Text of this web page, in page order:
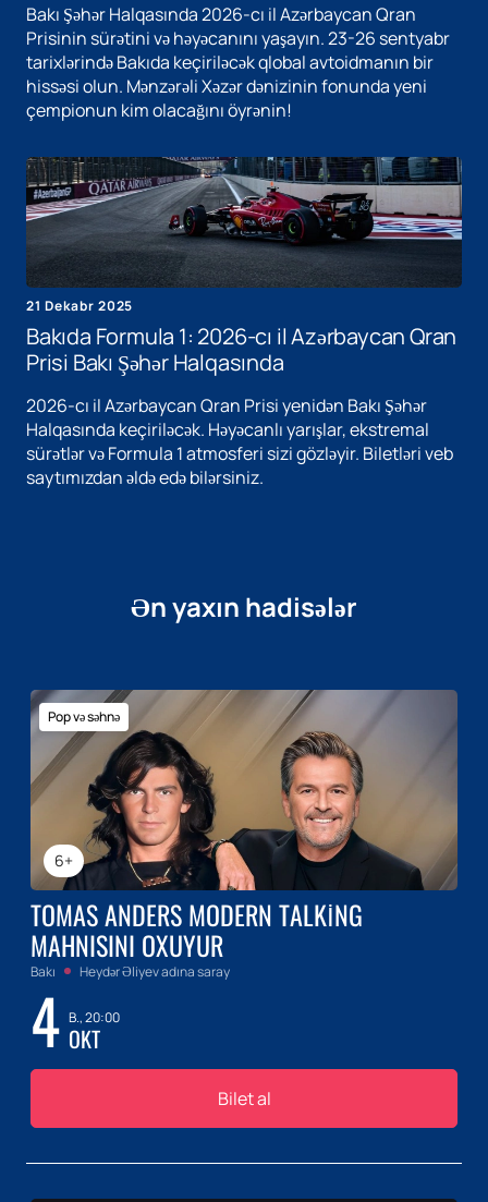
Bakı Şəhər Halqasında 2026-cı il Azərbaycan Qran
Prisinin sürətini və həyəcanını yaşayın. 23-26 sentyabr
tarixlərində Bakıda keçiriləcək qlobal avtoidmanın bir
hissəsi olun. Mənzərəli Xəzər dənizinin fonunda yeni
çempionun kim olacağını öyrənin!
21 Dekabr 2025
Bakıda Formula 1: 2026-cı il Azərbaycan Qran
Prisi Bakı Şəhər Halqasında
2026-cı il Azərbaycan Qran Prisi yenidən Bakı Şəhər
Halqasında keçiriləcək. Həyəcanlı yarışlar, ekstremal
sürətlər və Formula 1 atmosferi sizi gözləyir. Biletləri veb
saytımızdan əldə edə bilərsiniz.
Ən yaxın hadisələr
6+
Pop və səhnə
TOMAS ANDERS MODERN TALKING
MAHNISINI OXUYUR
Bakı Heydər Əliyev adına saray
4 B., 20:00
OKT
Bilet al